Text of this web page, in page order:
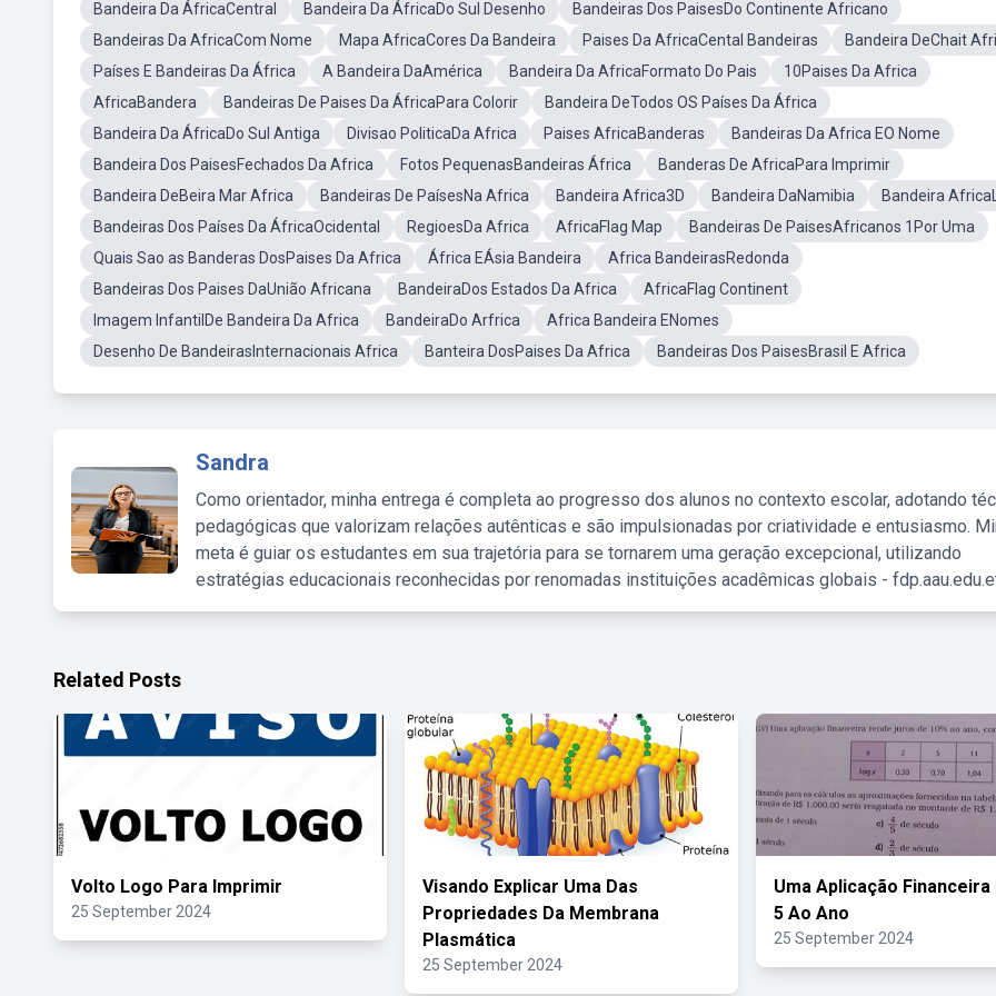
Bandeira Da ÁfricaCentral
Bandeira Da ÁfricaDo Sul Desenho
Bandeiras Dos PaisesDo Continente Africano
Bandeiras Da AfricaCom Nome
Mapa AfricaCores Da Bandeira Paises Da AfricaCental Bandeiras
Bandeira DeChait
Países E Bandeiras Da África
A Bandeira DaAmérica Bandeira Da AfricaFormato Do Pais
10Paises Da Africa
AfricaBandera
Bandeiras De Paises Da ÁfricaPara Colorir
Bandeira DeTodos OS Países Da África
Bandeira Da ÁfricaDo Sul Antiga
Divisao PoliticaDa Africa Paises AfricaBanderas
Bandeiras Da Africa EO Nome
Bandeira Dos PaisesFechados Da Africa
Fotos PequenasBandeiras África
Banderas De AfricaPara Imprimir
Bandeira DeBeira Mar Africa
Bandeiras De PaísesNa Africa Bandeira Africa3D Bandeira DaNamibia
Bandeira
Bandeiras Dos Países Da ÁfricaOcidental
RegioesDa Africa AfricaFlag Map
Bandeiras De PaisesAfricanos 1Por Uma
Quais Sao as Banderas DosPaises Da Africa
África EÁsia Bandeira
Africa BandeirasRedonda
Bandeiras Dos Paises DaUnião Africana
BandeiraDos Estados Da Africa
AfricaFlag Continent
Imagem InfantilDe Bandeira Da Africa
BandeiraDo Arfrica
Africa Bandeira ENomes
Desenho De BandeirasInternacionais Africa
Banteira DosPaises Da Africa Bandeiras Dos PaisesBrasil E Africa
Sandra
Como orientador, minha entrega é completa ao progresso dos alunos no contexto escolar, adotando
pedagógicas que valorizam relações autênticas e são impulsionadas por criatividade e entusiasmo.
meta é guiar os estudantes em sua trajetória para se tornarem uma geração excepcional, utilizando
estratégias educacionais reconhecidas por renomadas instituições acadêmicas globais -
Related Posts
Volto Logo Para Imprimir
25 September 2024
Visando Explicar Uma Das
Propriedades Da Membrana
Plasmática
25 September 2024
Uma Aplicação Financeira
5 Ao Ano
25 September 2024